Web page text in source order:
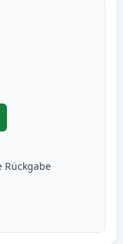
Brother TN247 (TN243)
Rückgabe